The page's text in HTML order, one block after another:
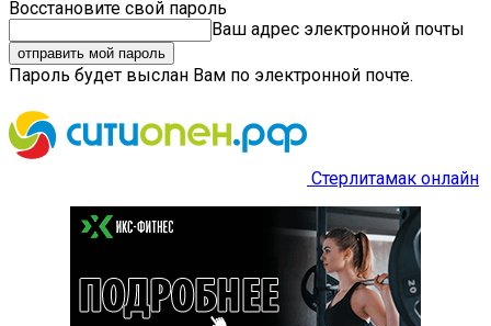
Восстановите свой пароль
Ваш адрес электронной почты
Пароль будет выслан Вам по электронной почте.
Стерлитамак онлайн